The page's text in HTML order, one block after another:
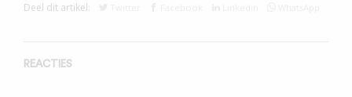
Deel dit artikel:
REACTIES